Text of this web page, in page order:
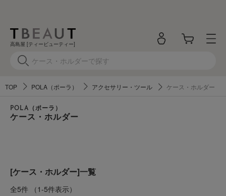
高島屋 [ティービューティー]
TOP POLA（ポーラ） アクセサリー・ツール ケース・ホルダー
POLA（ポーラ）
ケース・ホルダー
[ケース・ホルダー]一覧
全5件 （1-5件表示）